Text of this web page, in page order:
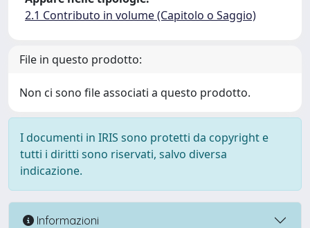
2.1 Contributo in volume (Capitolo o Saggio)
File in questo prodotto:
Non ci sono file associati a questo prodotto.
I documenti in IRIS sono protetti da copyright e
tutti i diritti sono riservati, salvo diversa
indicazione.
Informazioni